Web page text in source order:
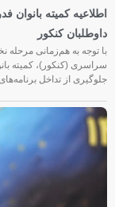
اطلاعیه کمیته
داوطلبان کنکور
با توجه به هم‌زمانی مرحله
سراسری (کنکور)، کمیته
جلوگیری از تداخل برنامه‌های